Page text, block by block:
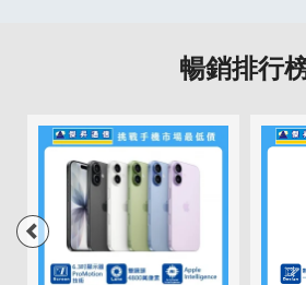
暢銷排行